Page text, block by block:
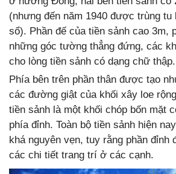
(nhưng đến năm 1940 được trùng tu
sổ). Phần đế của tiền sảnh cao 3m,
những góc tường thẳng đứng, các
cho lòng tiền sảnh có dạng chữ thập.
Phía bên trên phần thân được tạo
các đường giật của khối xây loe
tiền sảnh là một khối chóp bốn mặt
phía đỉnh. Toàn bộ tiền sảnh hiện
khá nguyên vẹn, tuy rằng phần đỉnh
các chi tiết trang trí ở các cạnh.